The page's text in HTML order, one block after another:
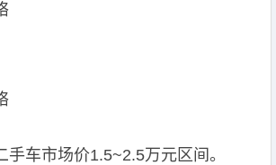
手车市场价1.5~2.5万元区间。